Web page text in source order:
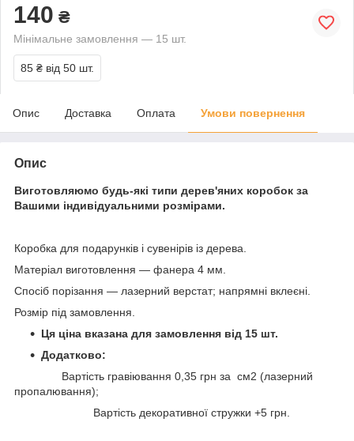
140 ₴
Мінімальне замовлення — 15 шт.
85 ₴ від 50 шт.
Опис Доставка Оплата Умови повернення
Опис
Виготовляюмо будь-які типи дерев'яних коробок за
Вашими індивідуальними розмірами.
Коробка для подарунків і сувенірів із дерева.
Матеріал виготовлення — фанера 4 мм.
Спосіб порізання — лазерний верстат; напрямні вклеєні.
Розмір під замовлення
Ця ціна вказана для замовлення від 15 шт.
Додатково:
Вартість гравіювання 0,35 грн за см2 (лазерний
пропалювання);
Вартість декоративної стружки +5 грн.